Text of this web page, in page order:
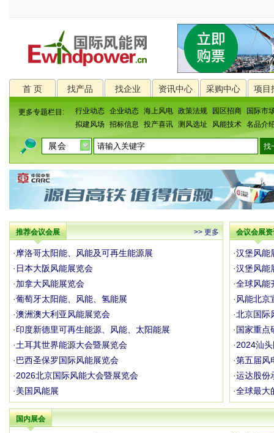
首 页 找产品 找企业 资讯中心 采购中心 项目
更多专题栏目: 行业动态 企业动态 海上风电 政策法规 园区招商
国际市
拟建风场
招标信息 投产喜讯 测风选址 风能技术 名品介
推荐会议会展 >> 更多
·摩洛哥太阳能、风能及可再生能源展
· 日本大阪风能展览会
·加拿大风能展览会
·葡萄牙太阳能、风能、氢能展
·澳洲澳大利亚风能展览会
·印度新德里可再生能源、风能、太阳能展
·土耳其世界能源大会暨展览会
·巴西圣保罗国际风能展览会
·2026北京国际风能大会暨展览会
·美国风能展
会议会展
·汉堡风能
·汉堡风能
·全球风能
· 风能北京
·北京国际
·国家重点
·2024汕
·第五届风
·运达股份
·全球最大
国内展会